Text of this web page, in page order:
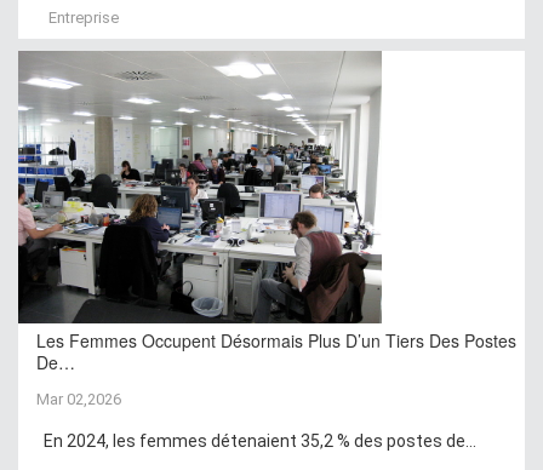
Entreprise
Les Femmes Occupent Désormais Plus D’un Tiers Des Postes
De…
Mar 02,2026
En 2024, les femmes détenaient 35,2 % des postes de...